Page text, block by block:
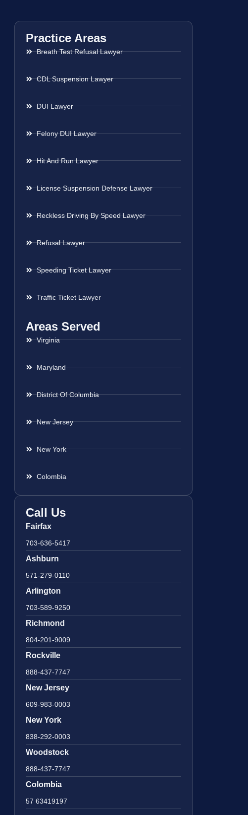
Practice Areas
Breath Test Refusal Lawyer
CDL Suspension Lawyer
DUI Lawyer
Felony DUI Lawyer
Hit And Run Lawyer
License Suspension Defense Lawyer
Reckless Driving By Speed Lawyer
Refusal Lawyer
Speeding Ticket Lawyer
Traffic Ticket Lawyer
Areas Served
Virginia
Maryland
District Of Columbia
New Jersey
New York
Colombia
Call Us
Fairfax
703-636-5417
Ashburn
571-279-0110
Arlington
703-589-9250
Richmond
804-201-9009
Rockville
888-437-7747
New Jersey
609-983-0003
New York
838-292-0003
Woodstock
888-437-7747
Colombia
57 63419197